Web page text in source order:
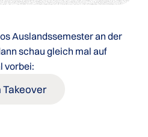
Auslandssemester an der
schau gleich mal auf
vorbei:
Takeover